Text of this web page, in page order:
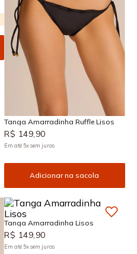
Tanga Amarradinha Ruffle Lisos
R$ 149,90
Em até 5xsem juros
Adicionar na sacola
Tanga Amarradinha Lisos
R$ 149,90
Em até 5xsem juros